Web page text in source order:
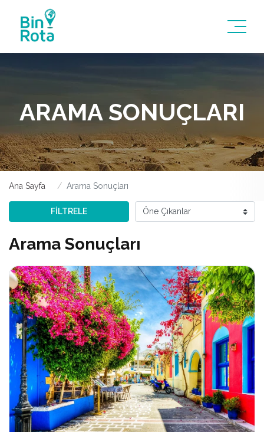
ARAMA SONUÇLARI
Ana Sayfa Arama Sonuçları
FİLTRELE
Arama Sonuçları